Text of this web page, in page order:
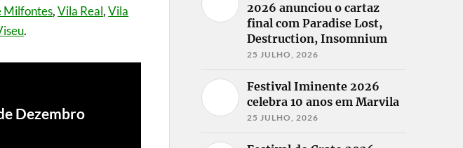
Milfontes,Vila Real,Vila
.
Dezembro
2026 anunciou o cartaz
final com Paradise Lost,
Destruction, Insomnium
25 JULHO, 2026
Festival Iminente 2026
celebra 10 anos em Marvila
25 JULHO, 2026